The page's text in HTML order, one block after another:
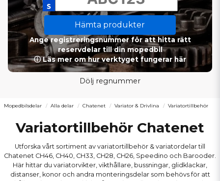
Hämta produkter
Ange registreringsnummer för att hitta rätt
reservdelar till din mopedbil
ⓘ Läs mer om hur verktyget fungerar här
Dölj regnummer
Mopedbilsdelar Alla delar Chatenet Variator & Drivlina Variatortillbehör
Variatortillbehör Chatenet
Utforska vårt sortiment av variatortillbehör & variatordelar till
Chatenet CH46, CH40, CH33, CH28, CH26, Speedino och Barooder.
Här hittar du variatorvikter, vikthållare, bussningar, glidklackar,
distanser, konor och andra monteringsdelar som behövs för att